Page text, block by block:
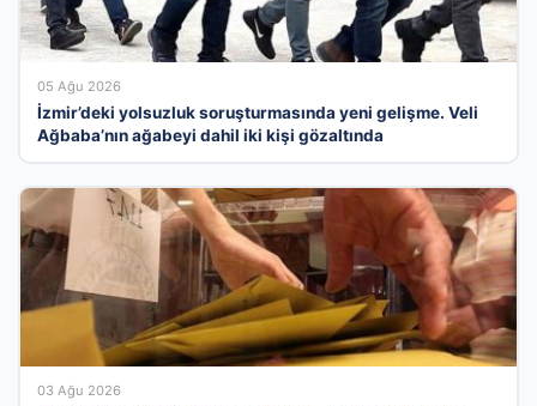
05 Ağu 2026
İzmir’deki yolsuzluk soruşturmasında yeni gelişme. Veli
Ağbaba’nın ağabeyi dahil iki kişi gözaltında
03 Ağu 2026